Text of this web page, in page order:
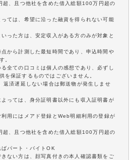
超、且つ他社を含めた借入総額100万円超の
ては、希望に沿った融資を得られない可能
った方は、安定収入がある方のみが対象と
から計測した最短時間であり、申込時間や
。
全ての口コミは個人の感想であり、必ずし
を保証するものではございません。
返済遅延しない場合は郵送物が発生しませ
っては、身分証明書以外にも収入証明書が
用にはメアド登録とWeb明細利用の登録が
超、且つ他社を含めた借入総額100万円超の
パート・バイトOK
ない方は、顔写真付きの本人確認書類をご